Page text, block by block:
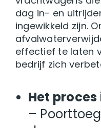
dag in- en
ingewikkeld zijn.
effectief te laten
bedrijf zich
Het
–